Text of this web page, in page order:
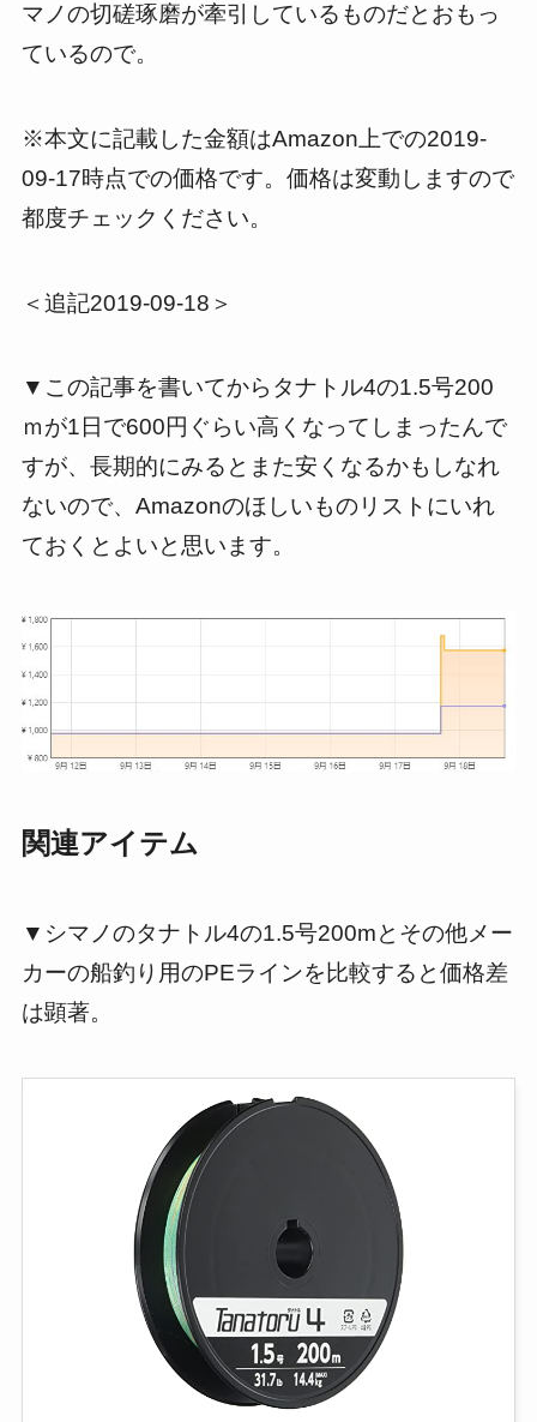
マノの切磋琢磨が牽引しているものだとおもっ
ているので。
※本文に記載した金額はAmazon上での2019-
09-17時点での価格です。価格は変動しますので
都度チェックください。
＜追記2019-09-18＞
▼この記事を書いてからタナトル4の1.5号200
ｍが1日で600円ぐらい高くなってしまったんで
すが、長期的にみるとまた安くなるかもしなれ
ないので、Amazonのほしいものリストにいれ
ておくとよいと思います。
関連アイテム
▼シマノのタナトル4の1.5号200mとその他メー
カーの船釣り用のPEラインを比較すると価格差
は顕著。